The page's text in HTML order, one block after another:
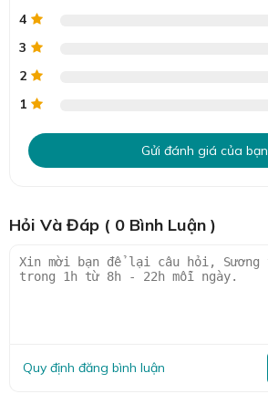
4
3
2
1
Gửi đánh giá của bạn
Hỏi Và Đáp ( 0 Bình Luận )
Quy định đăng bình luận